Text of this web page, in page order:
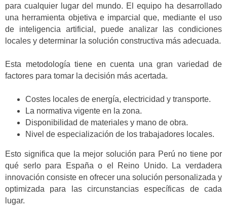
para cualquier lugar del mundo. El equipo ha desarrollado
una herramienta objetiva e imparcial que, mediante el uso
de inteligencia artificial, puede analizar las condiciones
locales y determinar la solución constructiva más adecuada.
Esta metodología tiene en cuenta una gran variedad de
factores para tomar la decisión más acertada.
Costes locales de energía, electricidad y transporte.
La normativa vigente en la zona.
Disponibilidad de materiales y mano de obra.
Nivel de especialización de los trabajadores locales.
Esto significa que la mejor solución para Perú no tiene por
qué serlo para España o el Reino Unido. La verdadera
innovación consiste en ofrecer una solución personalizada y
optimizada para las circunstancias específicas de cada
lugar.